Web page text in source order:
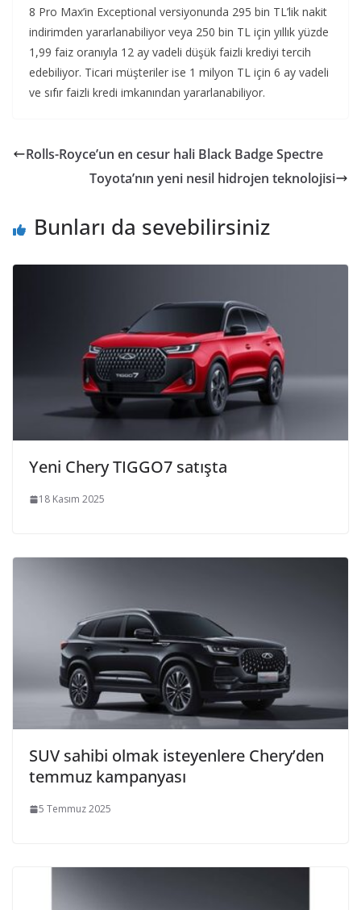
8 Pro Max’in Exceptional versiyonunda 295 bin TL’lik nakit
indirimden yararlanabiliyor veya 250 bin TL için yıllık yüzde
1,99 faiz oranıyla 12 ay vadeli düşük faizli krediyi tercih
edebiliyor. Ticari müşteriler ise 1 milyon TL için 6 ay vadeli
ve sıfır faizli kredi imkanından yararlanabiliyor.
Rolls-Royce’un en cesur hali Black Badge Spectre
Toyota’nın yeni nesil hidrojen teknolojisi
Bunları da sevebilirsiniz
Yeni Chery TIGGO7 satışta
18 Kasım 2025
SUV sahibi olmak isteyenlere Chery’den
temmuz kampanyası
5 Temmuz 2025